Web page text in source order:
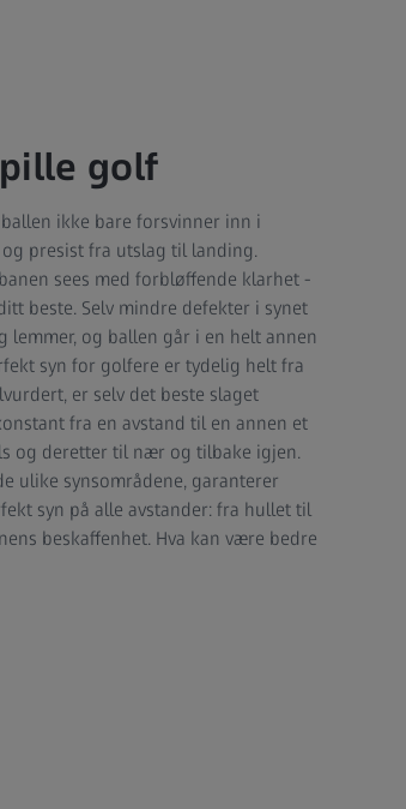
golf
ikke bare forsvinner inn i
presist fra utslag til landing.
sees med forbløffende klarhet -
beste. Selv mindre defekter i synet
og ballen går i en helt annen
syn for golfere er tydelig helt fra
er selv det beste slaget
fra en avstand til en annen et
og deretter til nær og tilbake igjen.
ulike synsområdene, garanterer
syn på alle avstander: fra hullet til
beskaffenhet. Hva kan være bedre